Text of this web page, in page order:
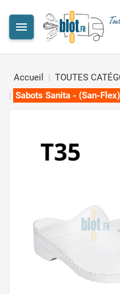

Accueil
TOUTES
Sabots Sanita - (San-